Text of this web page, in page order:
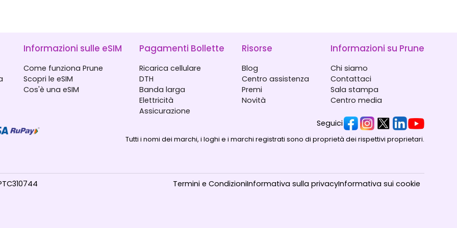
Informazioni sulle eSIM
Come funziona Prune
Scopri le eSIM
Cos'è una eSIM
Pagamenti Bollette
Ricarica cellulare
DTH
Banda larga
Elettricità
Assicurazione
Risorse
Blog
Centro assistenza
Premi
Novità
Informazioni su Prune
Chi siamo
Contattaci
Sala stampa
Centro media
Seguici
Tutti i nomi dei marchi, i loghi e i marchi registrati sono di proprietà dei rispettivi proprietari.
Termini e CondizioniInformativa sulla privacyInformativa sui cookie